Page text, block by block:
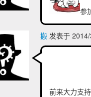
参
搬发表于
前来大力支持